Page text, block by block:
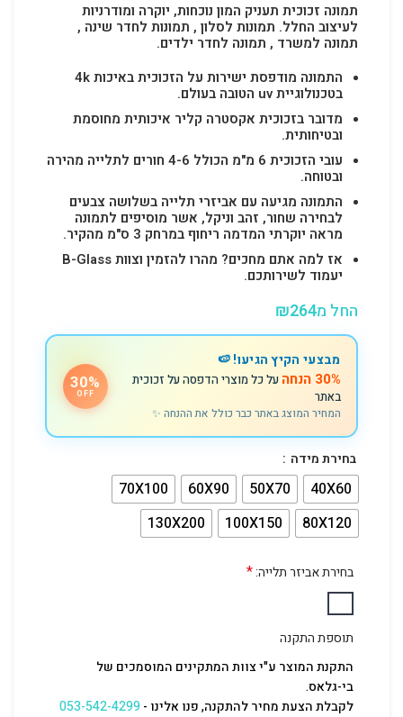
תמונה זכוכית תעניק המון נוכחות, יוקרה ומודרניות
לעיצוב החלל. תמונות לסלון , תמונות לחדר שינה ,
תמונה למשרד , תמונה לחדר ילדים.
התמונה מודפסת ישירות על הזכוכית באיכות 4k
בטכנולוגיית uv הטובה בעולם.
מדובר בזכוכית אקסטרה קליר איכותית מחוסמת
ובטיחותית.
עובי הזכוכית 6 מ"מ הכולל 4-6 חורים לתלייה מהירה
ובטוחה.
התמונה מגיעה עם אביזרי תלייה בשלושה צבעים
לבחירה שחור, זהב וניקל, אשר מוסיפים לתמונה
מראה יוקרתי המדמה ריחוף במרחק 3 ס"מ מהקיר.
אז למה אתם מחכים? מהרו להזמין וצוות B-Glass
יעמוד לשירותכם.
החל מ ₪264
מבצעי הקיץ הגיעו! 🍉
30% הנחה
על כל מוצרי הדפסה על זכוכית
באתר
המחיר המוצג באתר כבר כולל את ההנחה ✨
30%
OFF
בחירת מידה
40X60
50X70
60X90
70X100
80X120
100X150
130X200
בחירת אביזר תלייה:*
תוספת התקנה
התקנת המוצר ע"י צוות המתקינים המוסמכים של
בי-גלאס.
לקבלת הצעת מחיר להתקנה, פנו אלינו -053-542-4299